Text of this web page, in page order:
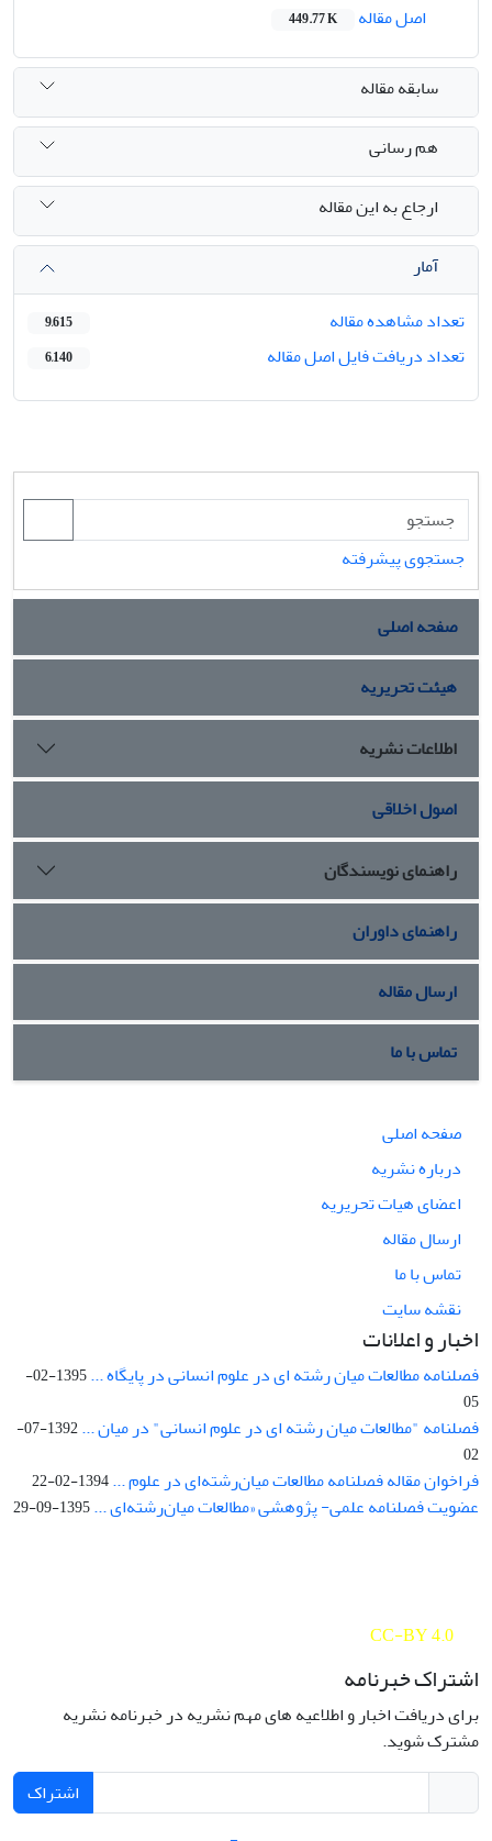
اصل مقاله
449.77 K
سابقه مقاله
هم رسانی
ارجاع به این مقاله
آمار
تعداد مشاهده مقاله
9,615
تعداد دریافت فایل اصل مقاله 6,140
جستجوی پیشرفته
صفحه اصلی
هیئت تحریریه
اطلاعات نشریه
اصول اخلاقی
راهنمای نویسندگان
راهنمای داوران
ارسال مقاله
تماس با ما
صفحه اصلی
درباره نشریه
اعضای هیات تحریریه
ارسال مقاله
تماس با ما
نقشه سایت
اخبار و اعلانات
فصلنامه مطالعات میان رشته ای در علوم انسانی در پایگاه ...
1395-02-
05
فصلنامه "مطالعات میان رشته ای در علوم انسانی" در میان ...
1392-07-
02
فراخوان مقاله فصلنامه مطالعات میان‌رشته‌ای در علوم ...1394-02-22
عضویت فصلنامه علمی- پژوهشی «مطالعات میان‌رشته‌ای ...1395-09-29
CC-BY 4.0
اشتراک خبرنامه
برای دریافت اخبار و اطلاعیه های مهم نشریه در خبرنامه نشریه
مشترک شوید.
اشتراک